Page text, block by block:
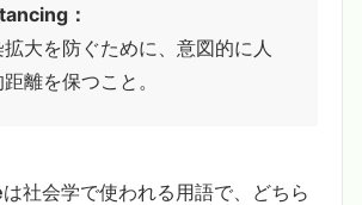
：
大を防ぐために、意図的に人
離を保つこと。
は社会学で使われる用語で、どちら